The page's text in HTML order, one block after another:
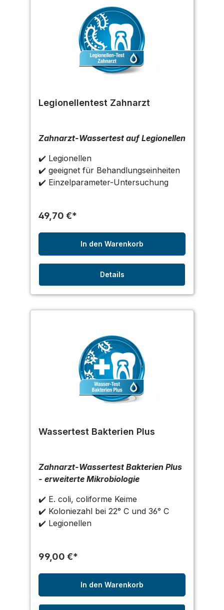
Legionellentest Zahnarzt
Zahnarzt-Wassertest auf Legionellen
✔️ Legionellen
✔️ geeignet für Behandlungseinheiten
✔️ Einzelparameter-Untersuchung
49,70 €*
In den Warenkorb
Details
Wassertest Bakterien Plus
Zahnarzt-Wassertest Bakterien Plus
- erweiterte Mikrobiologie
✔️ E. coli, coliforme Keime
✔️ Koloniezahl bei 22° C und 36° C
✔️ Legionellen
99,00 €*
In den Warenkorb